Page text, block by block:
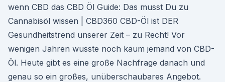
wenn CBD das CBD Öl Guide: Das musst Du zu
Cannabisöl wissen | CBD360 CBD-Öl ist DER
Gesundheitstrend unserer Zeit – zu Recht! Vor
wenigen Jahren wusste noch kaum jemand von CBD-
Öl. Heute gibt es eine große Nachfrage danach und
genau so ein großes, unüberschaubares Angebot.